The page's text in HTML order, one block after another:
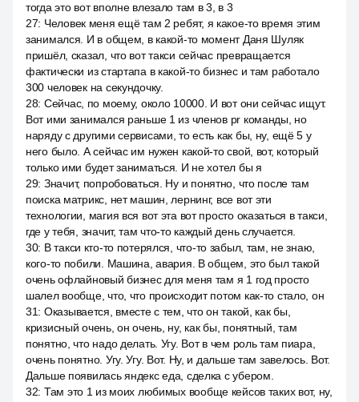
тогда это вот вполне влезало там в 3, в 3
27: Человек меня ещё там 2 ребят, я какое-то время этим
занимался. И в общем, в какой-то момент Даня Шуляк
пришёл, сказал, что вот такси сейчас превращается
фактически из стартапа в какой-то бизнес и там работало
300 человек на секундочку.
28: Сейчас, по моему, около 10000. И вот они сейчас ищут.
Вот ими занимался раньше 1 из членов pr команды, но
наряду с другими сервисами, то есть как бы, ну, ещё 5 у
него было. А сейчас им нужен какой-то свой, вот, который
только ими будет заниматься. И не хотел бы я
29: Значит, попробоваться. Ну и понятно, что после там
поиска матрикс, нет машин, лернинг, все вот эти
технологии, магия вся вот эта вот просто оказаться в такси,
где у тебя, значит, там что-то каждый день случается.
30: В такси кто-то потерялся, что-то забыл, там, не знаю,
кого-то побили. Машина, авария. В общем, это был такой
очень офлайновый бизнес для меня там я 1 год просто
шалел вообще, что, что происходит потом как-то стало, он
31: Оказывается, вместе с тем, что он такой, как бы,
кризисный очень, он очень, ну, как бы, понятный, там
понятно, что надо делать. Угу. Вот в чем роль там пиара,
очень понятно. Угу. Угу. Вот. Ну, и дальше там завелось. Вот.
Дальше появилась яндекс еда, сделка с убером.
32: Там это 1 из моих любимых вообще кейсов таких вот, ну,